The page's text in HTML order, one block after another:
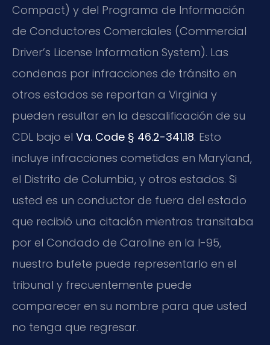
Compact) y del Programa de Información
de Conductores Comerciales (Commercial
Driver’s License Information System). Las
condenas por infracciones de tránsito en
otros estados se reportan a Virginia y
pueden resultar en la descalificación de su
CDL bajo el Va. Code § 46.2-341.18. Esto
incluye infracciones cometidas en Maryland,
el Distrito de Columbia, y otros estados. Si
usted es un conductor de fuera del estado
que recibió una citación mientras transitaba
por el Condado de Caroline en la I-95,
nuestro bufete puede representarlo en el
tribunal y frecuentemente puede
comparecer en su nombre para que usted
no tenga que regresar.